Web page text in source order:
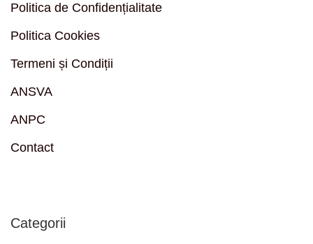
Politica de Confidențialitate
Politica Cookies
Termeni și Condiții
ANSVA
ANPC
Contact
Categorii